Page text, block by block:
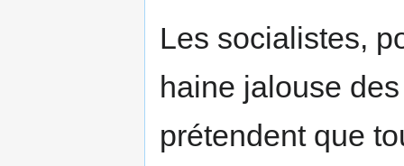
Les socialistes,
haine jalouse
prétendent que